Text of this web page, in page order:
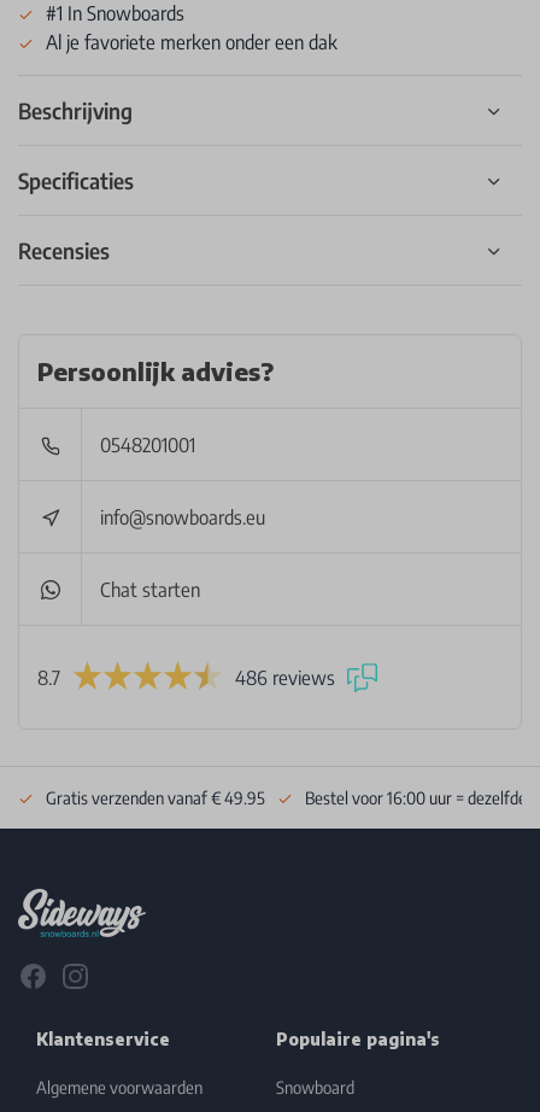
#1 In Snowboards
Al je favoriete merken onder een dak
Beschrijving
Specificaties
Recensies
Persoonlijk advies?
0548201001
info@snowboards.eu
Chat starten
8.7 486 reviews
Gratis verzenden vanaf € 49.95 Bestel voor 16:00 uur = dezelfde
FacebookInstagram
Klantenservice
Algemene voorwaarden
Populaire pagina's
Snowboard